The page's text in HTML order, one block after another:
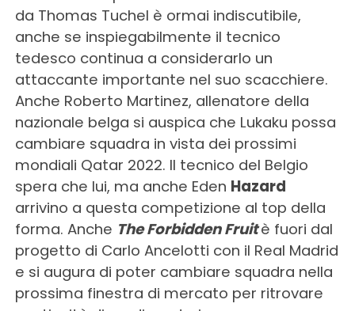
da Thomas Tuchel è ormai indiscutibile,
anche se inspiegabilmente il tecnico
tedesco continua a considerarlo un
attaccante importante nel suo scacchiere.
Anche Roberto Martinez, allenatore della
nazionale belga si auspica che Lukaku possa
cambiare squadra in vista dei prossimi
mondiali Qatar 2022. Il tecnico del Belgio
spera che lui, ma anche Eden Hazard
arrivino a questa competizione al top della
forma. Anche The Forbidden Fruitè fuori dal
progetto di Carlo Ancelotti con il Real Madrid
e si augura di poter cambiare squadra nella
prossima finestra di mercato per ritrovare